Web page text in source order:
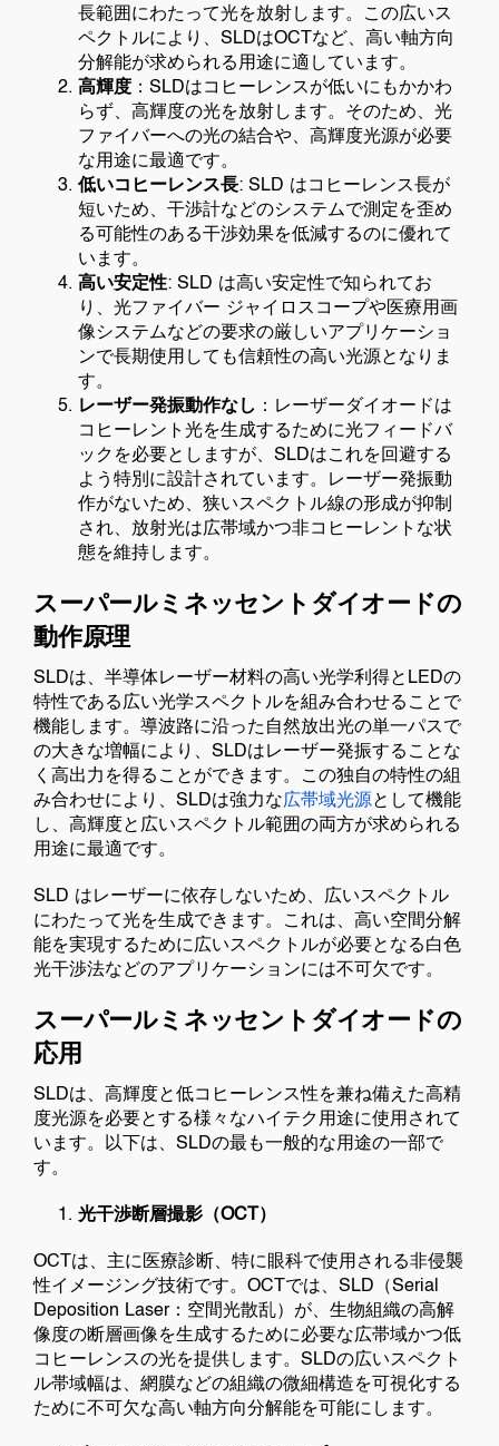
長範囲にわたって光を放射します。この広いス
ペクトルにより、SLDはOCTなど、高い軸方向
分解能が求められる用途に適しています。
高輝度 ：SLDはコヒーレンスが低いにもかかわ
らず、高輝度の光を放射します。そのため、光
ファイバーへの光の結合や、高輝度光源が必要
な用途に最適です。
低いコヒーレンス長: SLD はコヒーレンス長が
短いため、干渉計などのシステムで測定を歪め
る可能性のある干渉効果を低減するのに優れて
います。
高い安定性: SLD は高い安定性で知られてお
り、光ファイバー ジャイロスコープや医療用画
像システムなどの要求の厳しいアプリケーショ
ンで長期使用しても信頼性の高い光源となりま
す。
レーザー発振動作なし ：レーザーダイオードは
コヒーレント光を生成するために光フィードバ
ックを必要としますが、SLDはこれを回避する
よう特別に設計されています。レーザー発振動
作がないため、狭いスペクトル線の形成が抑制
され、放射光は広帯域かつ非コヒーレントな状
態を維持します。
スーパールミネッセントダイオードの
動作原理
SLDは、半導体レーザー材料の高い光学利得とLEDの
特性である広い光学スペクトルを組み合わせることで
機能します。導波路に沿った自然放出光の単一パスで
の大きな増幅により、SLDはレーザー発振することな
く高出力を得ることができます。この独自の特性の組
み合わせにより、SLDは強力な広帯域光源として機能
し、高輝度と広いスペクトル範囲の両方が求められる
用途に最適です。
SLD はレーザーに依存しないため、広いスペクトル
にわたって光を生成できます。これは、高い空間分解
能を実現するために広いスペクトルが必要となる白色
光干渉法などのアプリケーションには不可欠です。
スーパールミネッセントダイオードの
応用
SLDは、高輝度と低コヒーレンス性を兼ね備えた高精
度光源を必要とする様々なハイテク用途に使用されて
います。以下は、SLDの最も一般的な用途の一部で
す。
光干渉断層撮影（OCT）
OCTは、主に医療診断、特に眼科で使用される非侵襲
性イメージング技術です。OCTでは、SLD（Serial
Deposition Laser：空間光散乱）が、生物組織の高解
像度の断層画像を生成するために必要な広帯域かつ低
コヒーレンスの光を提供します。SLDの広いスペクト
ル帯域幅は、網膜などの組織の微細構造を可視化する
ために不可欠な高い軸方向分解能を可能にします。